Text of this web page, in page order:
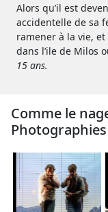
Alors qu’il est
accidentelle de sa
ramener à la vie,
dans l’ile de Milos
15 ans.
Comme le
Photographies